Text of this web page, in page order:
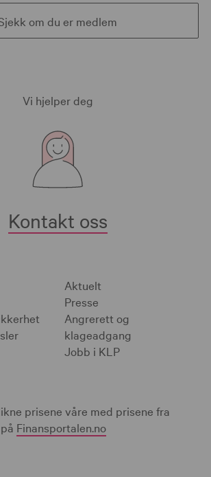
om du er medlem
Vi hjelper deg
Kontakt oss
Aktuelt
Presse
Angrerett og
klageadgang
Jobb i KLP
prisene våre med prisene fra
Finansportalen.no